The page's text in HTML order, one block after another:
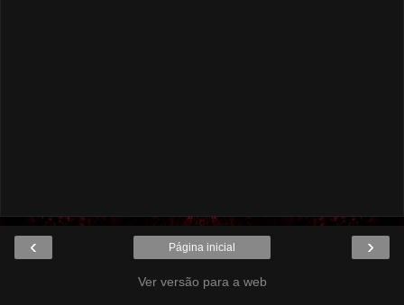
‹ ›
Página inicial
Ver versão para a web